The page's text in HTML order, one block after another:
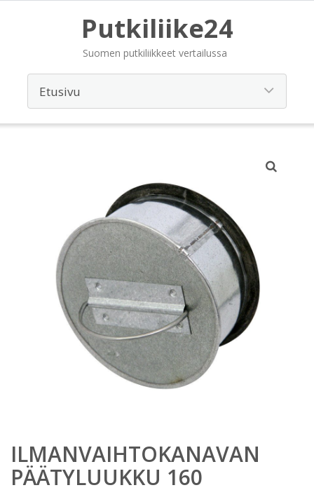
Putkiliike24
Suomen putkiliikkeet vertailussa
ILMANVAIHTOKANAVAN
PÄÄTYLUUKKU 160